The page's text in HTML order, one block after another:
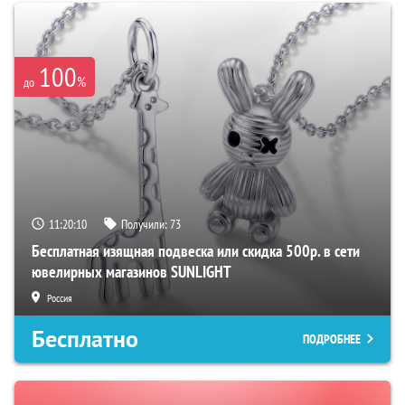
до 100%
11:20:09 Получили:73
Бесплатная изящная подвеска или скидка 500р. в сети
ювелирных магазинов SUNLIGHT
Россия
Бесплатно ПОДРОБНЕЕ